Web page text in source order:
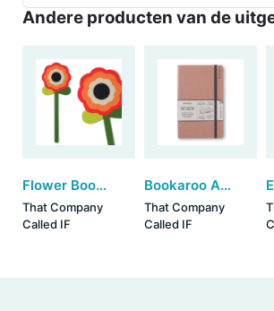
Andere producten van de
Flower Bookmarks - Retro (set van 3)
That Company
Called IF
Bookaroo A5 notebook - Blush
That Company
Called IF